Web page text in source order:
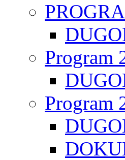
Program
Program